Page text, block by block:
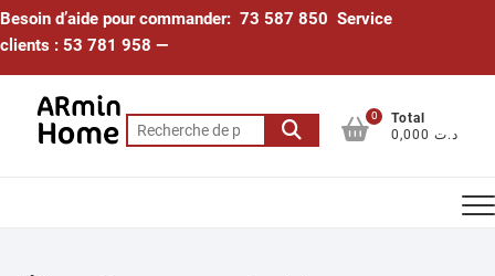
Skip
to
Besoin d’aide pour commander: 73 587 850 Service
clients : 53 781 958 —
Recherche
pour :
0
Total
0,000 د.ت